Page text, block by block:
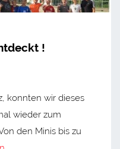
!
konnten wir dieses
wieder zum
den Minis bis zu